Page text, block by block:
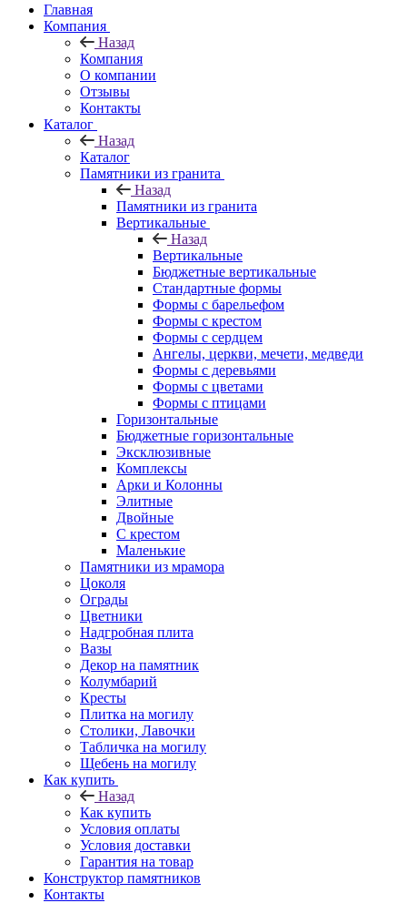
Главная
Компания
Назад
Компания
О компании
Отзывы
Контакты
Каталог
Назад
Каталог
Памятники из гранита
Назад
Памятники из гранита
Вертикальные
Назад
Вертикальные
Бюджетные вертикальные
Стандартные формы
Формы с барельефом
Формы с крестом
Формы с сердцем
Ангелы, церкви, мечети, медведи
Формы с деревьями
Формы с цветами
Формы с птицами
Горизонтальные
Бюджетные горизонтальные
Эксклюзивные
Комплексы
Арки и Колонны
Элитные
Двойные
С крестом
Маленькие
Памятники из мрамора
Цоколя
Ограды
Цветники
Надгробная плита
Вазы
Декор на памятник
Колумбарий
Кресты
Плитка на могилу
Столики, Лавочки
Табличка на могилу
Щебень на могилу
Как купить
Назад
Как купить
Условия оплаты
Условия доставки
Гарантия на товар
Конструктор памятников
Контакты